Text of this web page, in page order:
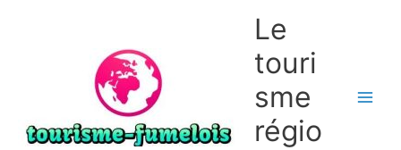
Le
touri
sme
régio